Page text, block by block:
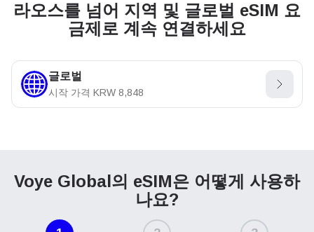
라오스를 넘어 지역 및 글로벌 eSIM 요
금제로 계속 연결하세요
글로벌
시작 가격 KRW 8,848
Voye Global의 eSIM은 어떻게 사용하
나요?